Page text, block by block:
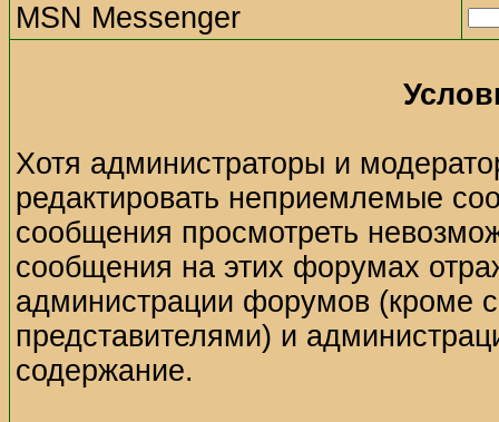
MSN Messenger
Хотя администраторы и
редактировать неприемлемые
сообщения просмотреть
сообщения на этих форумах
администрации форумов (кроме
представителями) и
содержание.